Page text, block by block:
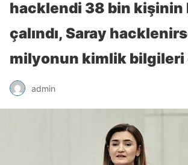
hacklendi 38 bin kişinin
çalındı, Saray
milyonun kimlik bilgileri
admin